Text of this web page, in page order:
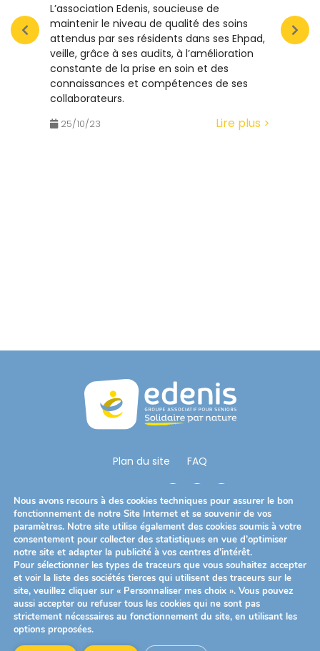
L’association Edenis, soucieuse de
maintenir le niveau de qualité des soins
attendus par ses résidents dans ses Ehpad,
veille, grâce à ses audits, à l’amélioration
constante de la prise en soin et des
connaissances et compétences de ses
collaborateurs.
25/10/23 Lire plus >
Plan du site FAQ
Nous Suivre
Télécharger notre brochure
Mentions légales
Politique de confidentialité
Politique des cookies
Nous avons recours à des cookies techniques pour assurer le bon
fonctionnement de notre Site Internet et se souvenir de vos
paramètres. Notre site utilise également des cookies soumis à votre
consentement pour collecter des statistiques en vue d’optimiser
notre site et adapter la publicité à vos centres d’intérêt.
Pour sélectionner les types de traceurs que vous souhaitez accepter
et voir la liste des sociétés tierces qui utilisent des traceurs sur le
site, veuillez cliquer sur « Personnaliser mes choix ». Vous pouvez
aussi accepter ou refuser tous les cookies qui ne sont pas
strictement nécessaires au fonctionnement du site, en utilisant les
options proposées.